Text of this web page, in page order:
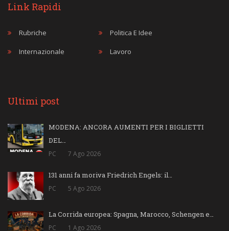
Link Rapidi
Rubriche Politica E Idee
Internazionale Lavoro
Ultimi post
MODENA: ANCORA AUMENTI PER I BIGLIETTI
DEL…
PC 7 Ago 2026
131 anni fa moriva Friedrich Engels: il…
PC 5 Ago 2026
La Corrida europea: Spagna, Marocco, Schengen e…
PC 1 Ago 2026